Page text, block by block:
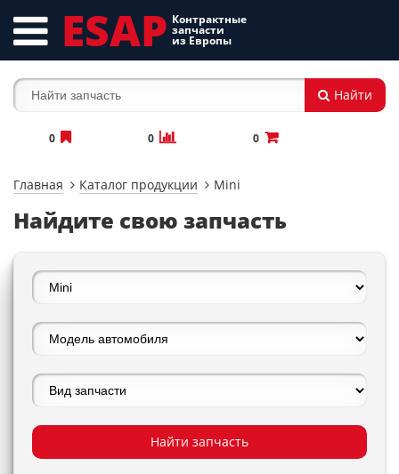
ESAP Контрактные
запчасти
из Европы
Найти
0 0 0
Главная Каталог продукции Mini
Найдите свою запчасть
Найти запчасть